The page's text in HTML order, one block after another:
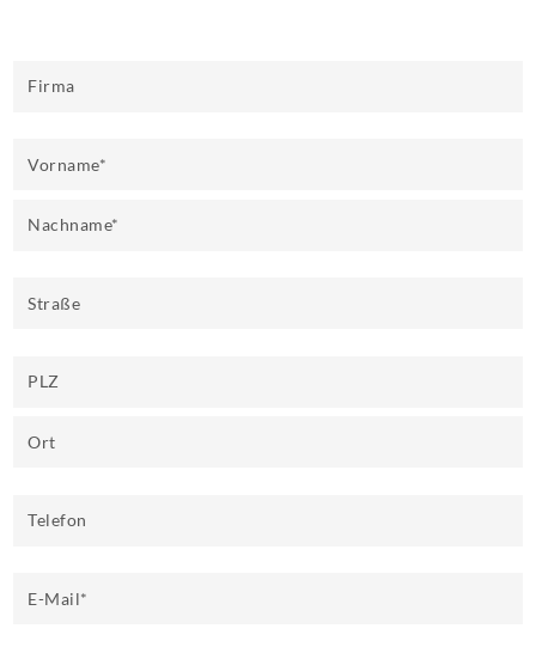
Firma
Vorname*
Nachname*
Straße
PLZ
Ort
Telefon
E-Mail*